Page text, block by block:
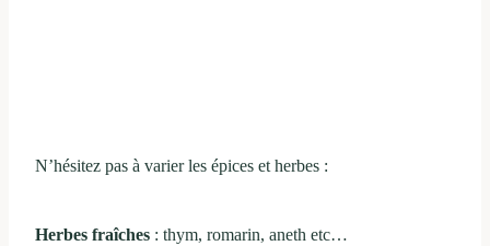
N’hésitez pas à varier les épices et herbes :
Herbes fraîches : thym, romarin, aneth etc…